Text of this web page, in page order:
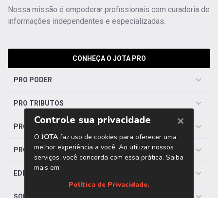
Nossa missão é empoderar profissionais com curadoria de
informações independentes e especializadas.
CONHEÇA O JOTA PRO
PRO PODER
PRO TRIBUTOS
PRO TRABALHISTA
PRO SAÚDE
EDITORIAS